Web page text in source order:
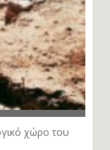
χώρο του